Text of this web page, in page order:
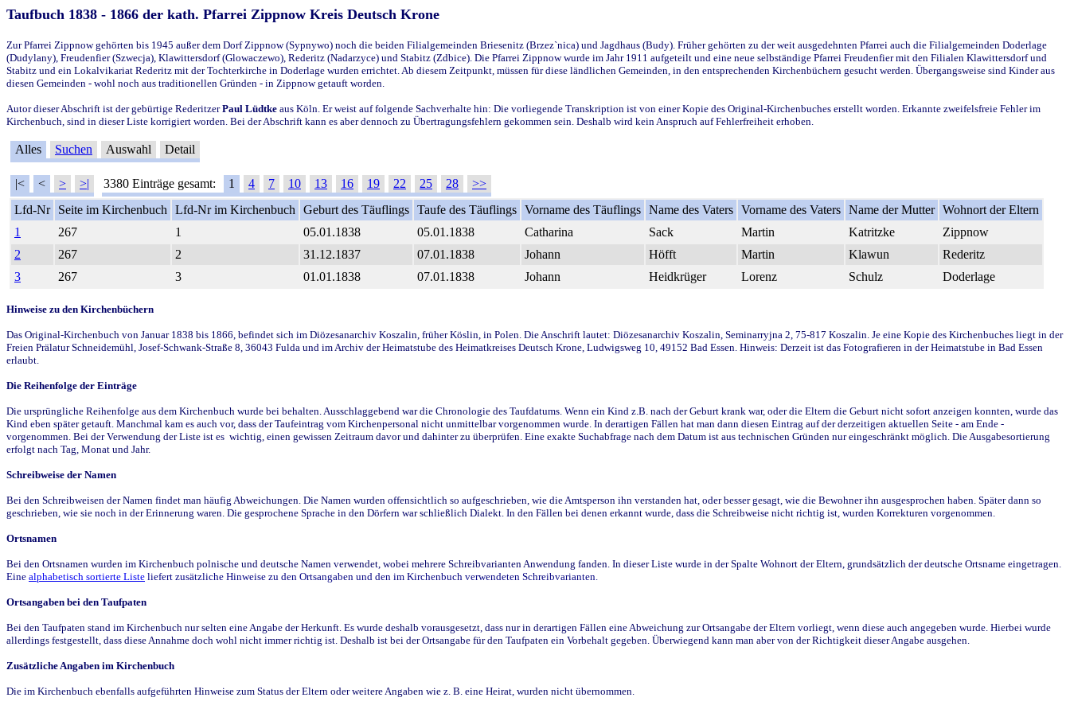
Taufbuch 1838 - 1866 der kath. Pfarrei Zippnow Kreis Deutsch Krone
Zur Pfarrei Zippnow gehörten bis 1945 außer dem Dorf Zippnow (Sypnywo) noch die beiden Filialgemeinden Briesenitz (Brzez`nica) und Jagdhaus (Budy). Früher gehörten zu der weit ausgedehnten Pfarrei auch die Filialgemeinden Doderlage
(Dudylany), Freudenfier (Szwecja), Klawittersdorf (Glowaczewo), Rederitz (Nadarzyce) und Stabitz (Zdbice). Die Pfarrei Zippnow wurde im Jahr 1911 aufgeteilt und eine neue selbständige Pfarrei Freudenfier mit den Filialen Klawittersdorf und
Stabitz und ein Lokalvikariat Rederitz mit der Tochterkirche in Doderlage wurden errichtet. Ab diesem Zeitpunkt, müssen für diese ländlichen Gemeinden, in den entsprechenden Kirchenbüchern gesucht werden. Übergangsweise sind Kinder aus
diesen Gemeinden - wohl noch aus traditionellen Gründen - in Zippnow getauft worden.
Autor dieser Abschrift ist der gebürtige RederitzerPaul Lüdtke aus Köln. Er weist auf folgende Sachverhalte hin: Die vorliegende Transkription ist von einer Kopie des Original-Kirchenbuches erstellt worden. Erkannte zweifelsfreie Fehler im
Kirchenbuch, sind in dieser Liste korrigiert worden. Bei der Abschrift kann es aber dennoch zu Übertragungsfehlern gekommen sein. Deshalb wird kein Anspruch auf Fehlerfreiheit erhoben.
Alles Suchen Auswahl Detail
|< < > >| 3380 Einträge gesamt: 1 4 7 10 13 16 19 22 25 28
>>
Lfd-Nr
Seite im Kirchenbuch Lfd-Nr im Kirchenbuch Geburt des Täuflings Taufe des Täuflings Vorname des Täuflings Name des Vaters Vorname des Vaters Name der Mutter Wohnort der Eltern
1
267 1 05.01.1838 05.01.1838 Catharina Sack Martin Katritzke
Zippnow
2
267 2 31.12.1837 07.01.1838 Johann Höfft Martin Klawun
Rederitz
3
267 3 01.01.1838 07.01.1838 Johann Heidkrüger Lorenz Schulz Doderlage
Hinweise zu den Kirchenbüchern
Das Original-Kirchenbuch von Januar 1838 bis 1866, befindet sich im Diözesanarchiv Koszalin, früher Köslin, in Polen. Die Anschrift lautet: Diözesanarchiv Koszalin, Seminarryjna 2, 75-817 Koszalin. Je eine Kopie des Kirchenbuches liegt in der
Freien Prälatur Schneidemühl, Josef-Schwank-Straße 8, 36043 Fulda und im Archiv der Heimatstube des Heimatkreises Deutsch Krone, Ludwigsweg 10, 49152 Bad Essen. Hinweis: Derzeit ist das Fotografieren in der Heimatstube in Bad Essen
erlaubt.
Die Reihenfolge der Einträge
Die ursprüngliche Reihenfolge aus dem Kirchenbuch wurde bei behalten. Ausschlaggebend war die Chronologie des Taufdatums. Wenn ein Kind z.B. nach der Geburt krank war, oder die Eltern die Geburt nicht sofort anzeigen konnten, wurde das
Kind eben später getauft. Manchmal kam es auch vor, dass der Taufeintrag vom Kirchenpersonal nicht unmittelbar vorgenommen wurde. In derartigen Fällen hat man dann diesen Eintrag auf der derzeitigen aktuellen Seite - am Ende -
vorgenommen. Bei der Verwendung der Liste ist es wichtig, einen gewissen Zeitraum davor und dahinter zu überprüfen. Eine exakte Suchabfrage nach dem Datum ist aus technischen Gründen nur eingeschränkt möglich. Die Ausgabesortierung
erfolgt nach Tag, Monat und Jahr.
Schreibweise der Namen
Bei den Schreibweisen der Namen findet man häufig Abweichungen. Die Namen wurden offensichtlich so aufgeschrieben, wie die Amtsperson ihn verstanden hat, oder besser gesagt, wie die Bewohner ihn ausgesprochen haben. Später dann so
geschrieben, wie sie noch in der Erinnerung waren. Die gesprochene Sprache in den Dörfern war schließlich Dialekt. In den Fällen bei denen erkannt wurde, dass die Schreibweise nicht richtig ist, wurden Korrekturen vorgenommen.
Ortsnamen
Bei den Ortsnamen wurden im Kirchenbuch polnische und deutsche Namen verwendet, wobei mehrere Schreibvarianten Anwendung fanden. In dieser Liste wurde in der Spalte Wohnort der Eltern, grundsätzlich der deutsche Ortsname eingetragen.
Eine alphabetisch sortierte Liste liefert zusätzliche Hinweise zu den Ortsangaben und den im Kirchenbuch verwendeten Schreibvarianten.
Ortsangaben bei den Taufpaten
Bei den Taufpaten stand im Kirchenbuch nur selten eine Angabe der Herkunft. Es wurde deshalb vorausgesetzt, dass nur in derartigen Fällen eine Abweichung zur Ortsangabe der Eltern vorliegt, wenn diese auch angegeben wurde. Hierbei wurde
allerdings festgestellt, dass diese Annahme doch wohl nicht immer richtig ist. Deshalb ist bei der Ortsangabe für den Taufpaten ein Vorbehalt gegeben. Überwiegend kann man aber von der Richtigkeit dieser Angabe ausgehen.
Zusätzliche Angaben im Kirchenbuch
Die im Kirchenbuch ebenfalls aufgeführten Hinweise zum Status der Eltern oder weitere Angaben wie z. B. eine Heirat, wurden nicht übernommen.